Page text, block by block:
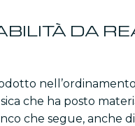
DA
che ha posto
che segue, anche